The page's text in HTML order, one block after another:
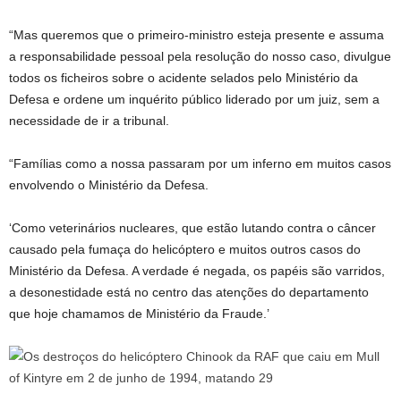
“Mas queremos que o primeiro-ministro esteja presente e assuma
a responsabilidade pessoal pela resolução do nosso caso, divulgue
todos os ficheiros sobre o acidente selados pelo Ministério da
Defesa e ordene um inquérito público liderado por um juiz, sem a
necessidade de ir a tribunal.
“Famílias como a nossa passaram por um inferno em muitos casos
envolvendo o Ministério da Defesa.
‘Como veterinários nucleares, que estão lutando contra o câncer
causado pela fumaça do helicóptero e muitos outros casos do
Ministério da Defesa. A verdade é negada, os papéis são varridos,
a desonestidade está no centro das atenções do departamento
que hoje chamamos de Ministério da Fraude.’